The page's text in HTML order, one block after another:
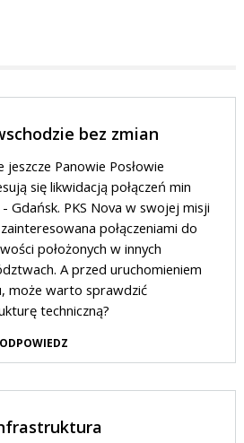
bez zmian
jeszcze Panowie Posłowie
się likwidacją połączeń min
- Gdańsk. PKS Nova w swojej misji
połączeniami do
położonych w innych
A przed uruchomieniem
może warto sprawdzić
techniczną?
ODPOWIEDZ